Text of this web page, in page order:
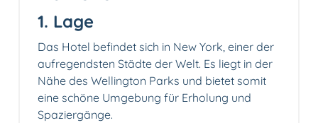
1. Lage
Das Hotel befindet sich in New York, einer der
aufregendsten Städte der Welt. Es liegt in der
Nähe des Wellington Parks und bietet somit
eine schöne Umgebung für Erholung und
Spaziergänge.